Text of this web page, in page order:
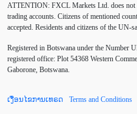
Chinese Yuan Correlation
Default mode network
ECB ECN EMA
ATTENTION: FXCL Markets Ltd. does not
trading accounts. Citizens of mentioned
accepted. Residents and citizens of the UN-
Registered in Botswana under the Number
registered office: Plot 54368 Western
Gaborone, Botswana.
ເງື່ອນໄຂການເທຣດ Terms and Conditions